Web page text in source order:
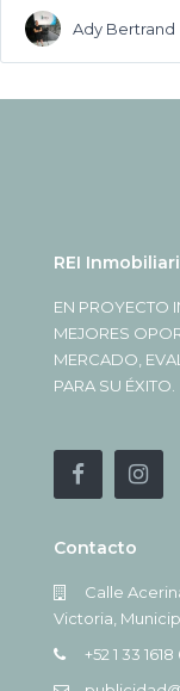
Ady Bertrand
REI
EN PROYECTO
MEJORES
MERCADO,
PARA SU ÉXITO.
Contacto
Calle
Victoria,
+52 1 33